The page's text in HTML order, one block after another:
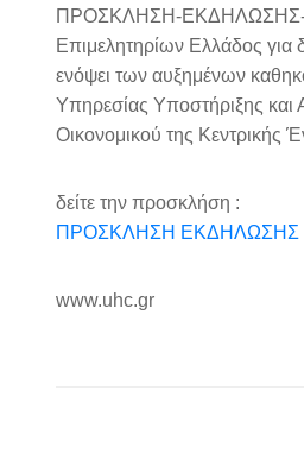
ΠΡΟΣΚΛΗΣΗ-ΕΚΔΗΛΩΣΗΣ-
Επιμελητηρίων Ελλάδος για
ενόψει των αυξημένων
Υπηρεσίας Υποστήριξης
Οικονομικού της Κεντρικής
δείτε την προσκλήση :
ΠΡΟΣΚΛΗΣΗ ΕΚΔΗΛΩΣΗΣ
www.uhc.gr